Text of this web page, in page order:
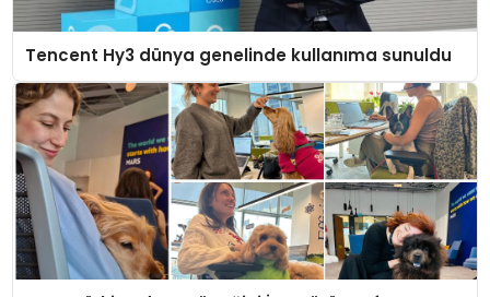
Tencent Hy3 dünya genelinde kullanıma sunuldu